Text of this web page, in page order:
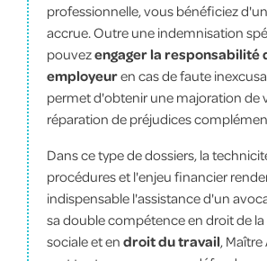
professionnelle, vous bénéficiez
accrue. Outre une indemnisation
pouvezengager la responsabilité
employeuren cas de faute
permet d'obtenir une majoration de
réparation de préjudices
Dans ce type de dossiers, la
procédures et l'enjeu financier
indispensable l'assistance d'un
sa double compétence en droit de
sociale et en droit du travail, Maître